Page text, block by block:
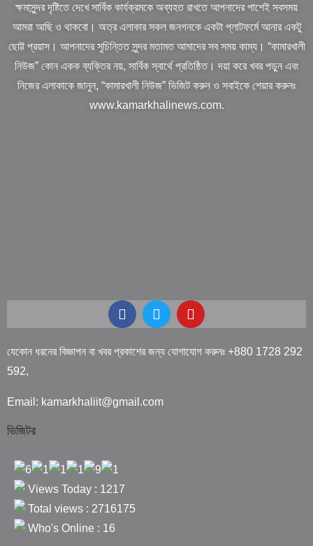
ক্ষমাসুন্দর দৃষ্টিতে দেখে সার্বিক কার্যক্রমকে অব্যহত রাখতে আপনাদের পাশেই সবসময়
আমরা আছি ও থাকবো। অত্র এলাকার সকল জনগনকে একটা প্লাটফর্মে আনার একটু
ছোট্ট প্রয়াস। আপনাদের সুচিন্তিত সুন্দর মতামত আমাদের সব সময় কাম্য। “কামারখালী
নিউজ” কোন একক ব্যক্তির নয়, সার্বিক স্বার্থে প্রতিষ্ঠিত। দয়া করে খবর পড়ুন এবং
নিজের এলাকাকে জানুন, “কামারখালী নিউজ” ভিজিট করুন ও সবাইকে শেয়ার করুনঃ
www.kamarkhalinews.com.
যেকোন ধরনের বিজ্ঞাপন বা খবর প্রকাশের জন্য যোগাযোগ করুনঃ +880 1728 292
592,
Email: kamarkhaliit@gmail.com
ভিজিটর
Views Today : 1217
Total views : 2716175
Who's Online : 16